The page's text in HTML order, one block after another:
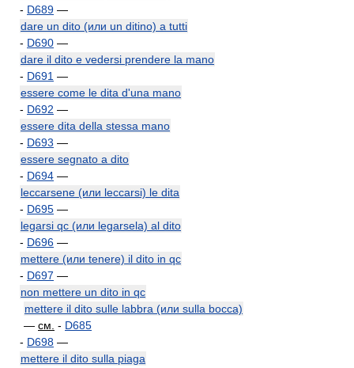
- D689 —
dare un dito (или un ditino) a tutti
- D690 —
dare il dito e vedersi prendere la mano
- D691 —
essere come le dita d'una mano
- D692 —
essere dita della stessa mano
- D693 —
essere segnato a dito
- D694 —
leccarsene (или leccarsi) le dita
- D695 —
legarsi qc (или legarsela) al dito
- D696 —
mettere (или tenere) il dito in qc
- D697 —
non mettere un dito in qc
mettere il dito sulle labbra (или sulla bocca)
— см. - D685
- D698 —
mettere il dito sulla piaga